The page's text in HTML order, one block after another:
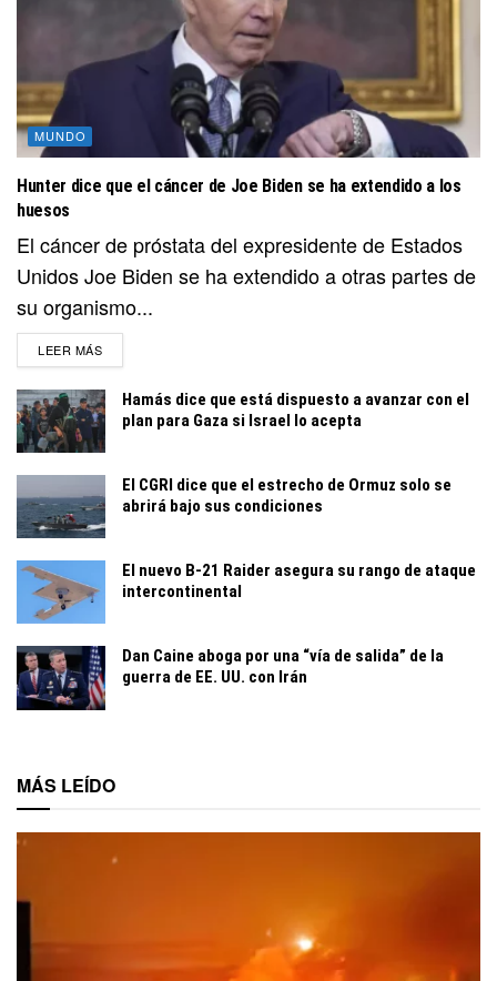
MUNDO
Hunter dice que el cáncer de Joe Biden se ha extendido a los
huesos
El cáncer de próstata del expresidente de Estados
Unidos Joe Biden se ha extendido a otras partes de
su organismo...
LEER MÁSDETAILS
Hamás dice que está dispuesto a avanzar con el
plan para Gaza si Israel lo acepta
El CGRI dice que el estrecho de Ormuz solo se
abrirá bajo sus condiciones
El nuevo B-21 Raider asegura su rango de ataque
intercontinental
Dan Caine aboga por una “vía de salida” de la
guerra de EE. UU. con Irán
MÁS LEÍDO